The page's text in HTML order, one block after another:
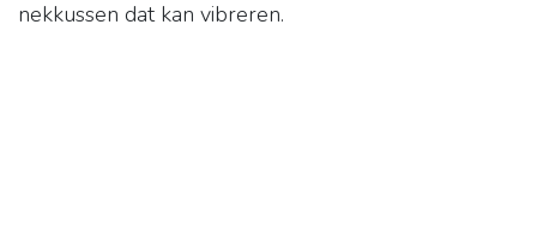
nekkussen dat kan vibreren.